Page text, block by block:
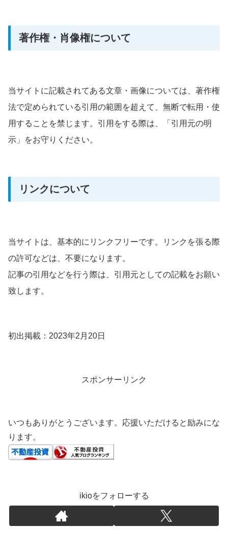
著作権・肖像権について
当サイトに記載されてある文章・画像については、著作権
法で定められている引用の範囲を超えて、無断で転用・使
用することを禁じます。引用をする際は、「引用元の明
示」をお守りください。
リンクについて
当サイトは、基本的にリンクフリーです。リンクを張る際
の許可などは、不要になります。
記事の引用などを行う際は、引用元としての記載をお願い
致します。
初出掲載：2023年2月20日
スポンサーリンク
いつもありがとうございます。応援いただけると励みにな
ります。
ikioをフォローする